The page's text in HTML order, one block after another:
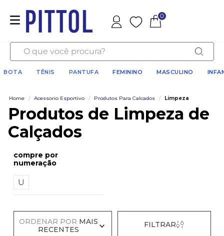
Favoritos
0
O que você procura?
BOTA TÊNIS PANTUFA FEMININO MASCULINO
Home / Acessorio Esportivo / Produtos Para Calcados / Limpeza
Produtos de Limpeza de
Calçados
numeração
U
ORDENAR POR MAIS
RECENTES
FILTRAR